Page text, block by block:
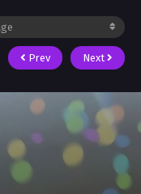
Prev Next